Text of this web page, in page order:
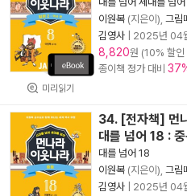
미리읽기
이원복 (지은이), 그림
김영사
2025년 04
8,820원 (10% 할
종이책 정가 대비
34. [전자책] 먼
대를 넘어 18 :
대를 넘어 18
이원복 (지은이), 그림
김영사
2025년 04